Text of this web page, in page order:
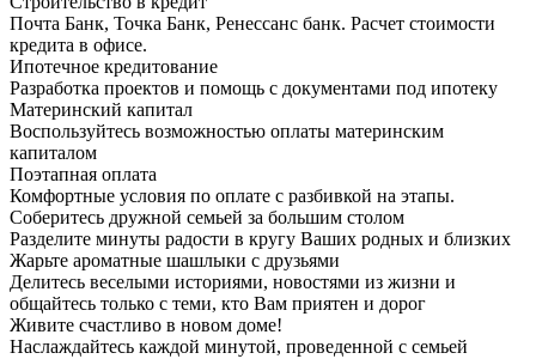
Почта Банк, Точка Банк, Ренессанс банк. Расчет стоимости
кредита в офисе.
Ипотечное кредитование
Разработка проектов и помощь с документами под ипотеку
Материнский капитал
Воспользуйтесь возможностью оплаты материнским
капиталом
Поэтапная оплата
Комфортные условия по оплате с разбивкой на этапы.
Соберитесь дружной семьей за большим столом
Разделите минуты радости в кругу Ваших родных и близких
Жарьте ароматные шашлыки с друзьями
Делитесь веселыми историями, новостями из жизни и
общайтесь только с теми, кто Вам приятен и дорог
Живите счастливо в новом доме!
Наслаждайтесь каждой минутой, проведенной с семьей